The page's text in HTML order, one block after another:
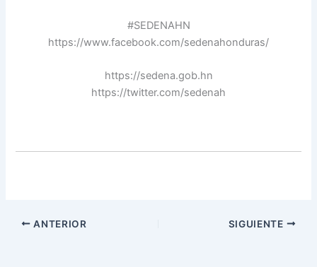
#SEDENAHN
https://www.facebook.com/sedenahonduras/
https://sedena.gob.hn
https://twitter.com/sedenah
ANTERIOR SIGUIENTE